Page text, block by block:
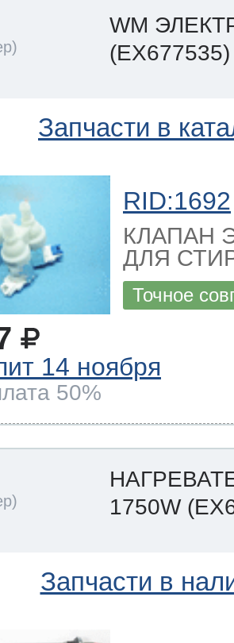
WM
(EX677535)
Запчасти в
RID:1692
КЛАПАН
ДЛЯ
Точное
14 ноября
50%
1750W
Запчасти в